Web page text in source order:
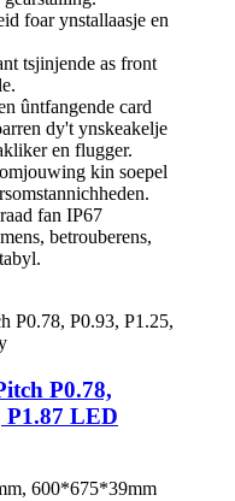
foar ynstallaasje en
tsjinjende as front
ûntfangende card
dy't ynskeakelje
en flugger.
kin soepel
fan IP67
betrouberens,
P0.78,
P1.87 LED
600*675*39mm